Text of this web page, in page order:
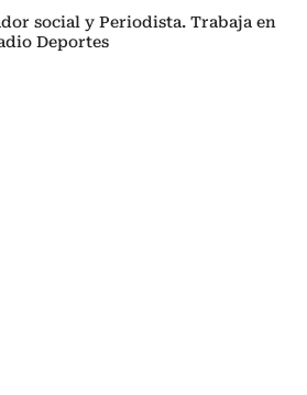
social y Periodista. Trabaja en
Deportes